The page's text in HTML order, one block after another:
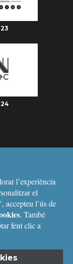
l’experiència
el
l’ús de
. També
fent clic a